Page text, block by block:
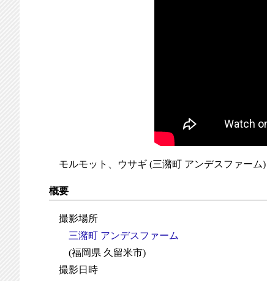
モルモット、ウサギ (三潴町 アンデスファーム)
概要
撮影場所
三潴町 アンデスファーム
(福岡県 久留米市)
撮影日時